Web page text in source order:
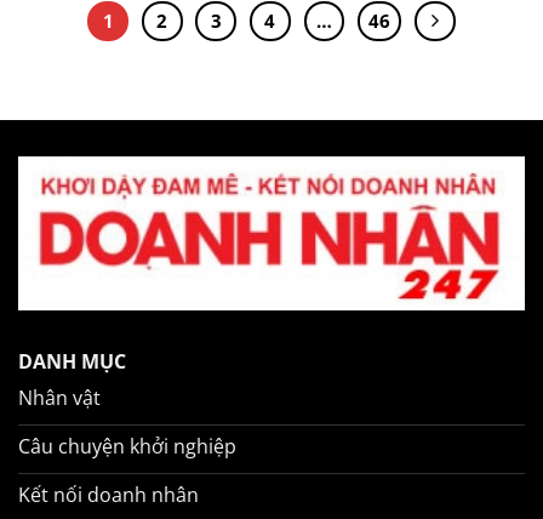
1 2 3 4 … 46
DANH MỤC
Nhân vật
Câu chuyện khởi nghiệp
Kết nối doanh nhân